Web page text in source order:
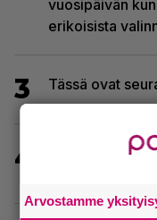
vuosipäivän
erikoisista
3 Tässä ovat
4
EA myytiin
Arvostamme